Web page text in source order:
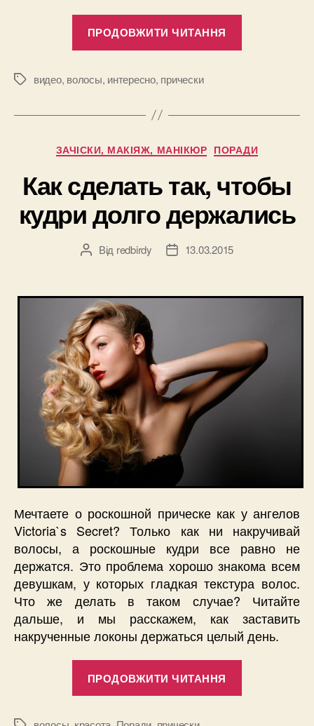
ПРОДОВЖИТИ ЧИТАННЯ
в
условиях”
Позначки
видео, волосы, интересно, прически
Категорії
ЗАЧІСКИ, МАКІЯЖ, МАНІКЮР ПОРАДИ
Как сделать так, чтобы
кудри долго держались
Автор
Від redbirdy
Дата13.03.2015
Мечтаете о роскошной прическе как у ангелов
Victoria`s Secret? Только как ни накручивай
волосы, а роскошные кудри все равно не
держатся. Это проблема хорошо знакома всем
девушкам, у которых гладкая текстура волос.
Что же делать в таком случае? Читайте
дальше, и мы расскажем, как заставить
накрученные локоны держаться целый день.
ПРОДОВЖИТИ ЧИТАННЯ